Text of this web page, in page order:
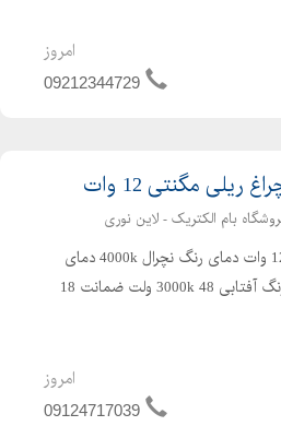
گیاهان و افزایش رطوبت محیط هستید،
پکیج مهپاش بهمراه 10 عدد نازل
امروز
09212344729
ریلی مگنتی 12 وات
بام الکتریک - لاین نوری
12 وات دمای رنگ نچرال 4000k دمای
رنگ آفتابی 3000k 48 ولت ضمانت 18
الکتریک را مشاهده کنید .
امروز
09124717039